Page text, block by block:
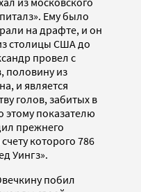
Ему было
на драфте, и он
столицы США до
провел с
половину из
и является
голов, забитых в
этому показателю
прежнего
которого 786
Уингз».
побил